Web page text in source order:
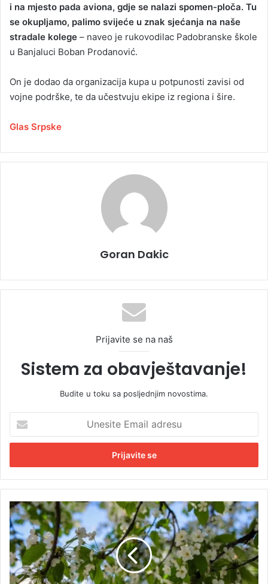
i na mjesto pada aviona, gdje se nalazi spomen-ploča. Tu
se okupljamo, palimo svijeće u znak sjećanja na naše
stradale kolege – naveo je rukovodilac Padobranske škole
u Banjaluci Boban Prodanović.
On je dodao da organizacija kupa u potpunosti zavisi od
vojne podrške, te da učestvuju ekipe iz regiona i šire.
Glas Srpske
Goran Dakic
Prijavite se na naš
Sistem za obavještavanje!
Budite u toku sa posljednjim novostima.
e
i
t
E
m
a
i
l
a
d
P
r
o
l
j
e